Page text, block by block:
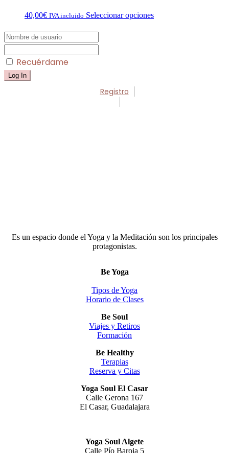
40,00€ IVA incluido Seleccionar opcionesEste
Recuérdame
Registro
Es un espacio donde el Yoga y la Meditación son los principales
protagonistas.
Be Yoga
Tipos de Yoga
Horario de Clases
Be Soul
Viajes y Retiros
Formación
Be Healthy
Terapias
Reserva y Citas
Yoga Soul El Casar
Calle Gerona 167
El Casar, Guadalajara
Yoga Soul Algete
Calle Pío Baroja 5